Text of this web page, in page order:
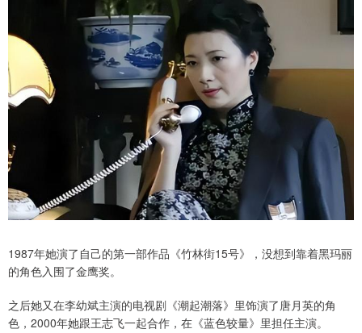
1987年她演了自己的第一部作品《竹林街15号》，没想到靠着黑玛丽
的角色入围了金鹰奖。
之后她又在李幼斌主演的电视剧《潮起潮落》里饰演了唐月英的角
色，2000年她跟王志飞一起合作，在《蓝色较量》里担任主演。